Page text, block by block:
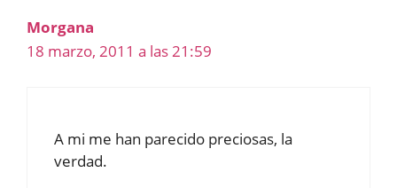
Morgana
18 marzo, 2011 a las 21:59
A mi me han parecido preciosas, la
verdad.